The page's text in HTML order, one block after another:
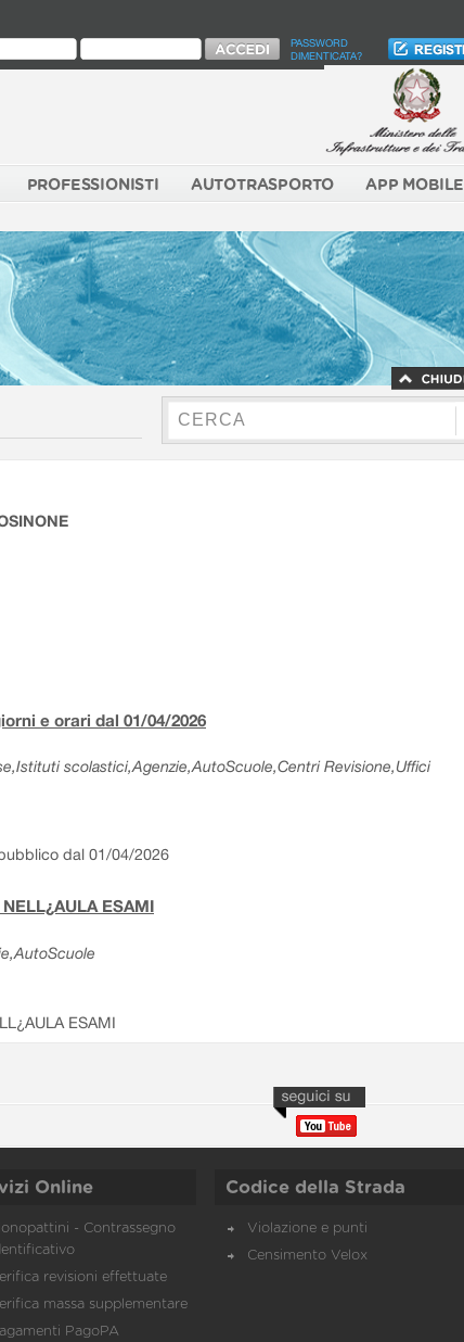
PASSWORD
DIMENTICATA?
PROFESSIONISTI AUTOTRASPORTO APP MOBILE
e orari dal 01/04/2026
scolastici,Agenzie,AutoScuole,Centri Revisione,Uffici
dal 01/04/2026
ESAMI
ESAMI
Online
- Contrassegno
revisioni effettuate
massa supplementare
PagoPA
Codice della Strada
Violazione e punti
Censimento Velox